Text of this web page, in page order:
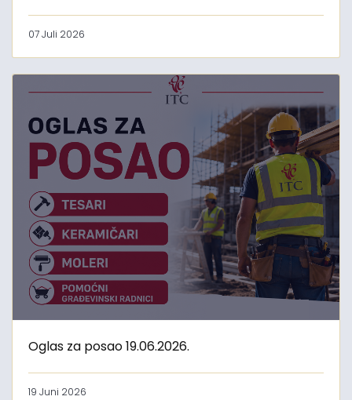
07 Juli 2026
Oglas za posao 19.06.2026.
19 Juni 2026